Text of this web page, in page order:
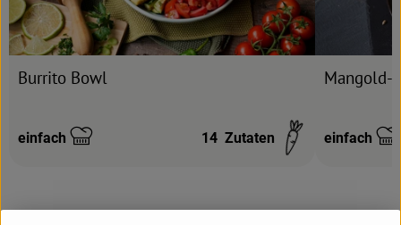
Burrito Bowl
Schwierigkeit:
einfach 14 Zutaten
Mangold-
einfach